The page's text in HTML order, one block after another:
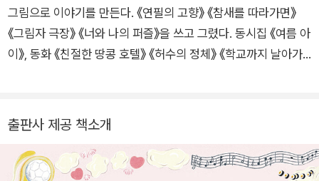
「할아버지와 바다」할아버지가 아프다. 그런 할아버지가 해수는
낯설기만 하다. 누구보다 단정하고 우아했던 할아버지, 이제는 아
「체험 학습」체험 학습이 싫지는 않지만 친구들과 어울리는 게 어
려운 주호. 주호와 엄마는 둘만의 특별한 체험 학습을 나선다.
그림으로 이야기를 만든다. 《연필의 고향》 《참새를 따라가면》
《그림자 극장》 《너와 나의 퍼즐》을 쓰고 그렸다. 동시집 《여름 아
이》, 동화 《친절한 땅콩 호텔》 《허수의 정체》 《학교까지 날아가
출판사 제공 책소개